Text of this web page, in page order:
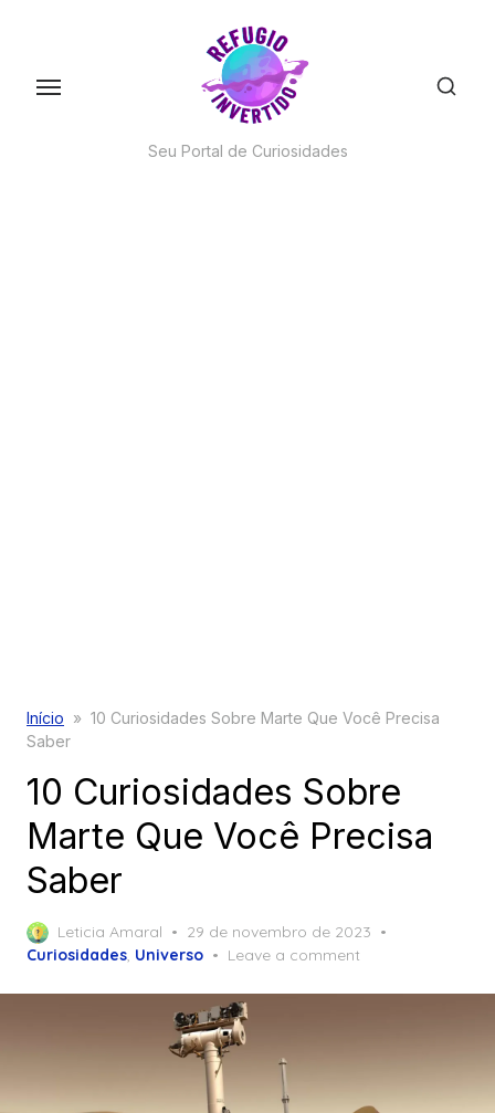
Seu Portal de Curiosidades
Início » 10 Curiosidades Sobre Marte Que Você Precisa
Saber
10 Curiosidades Sobre
Marte Que Você Precisa
Saber
Leticia Amaral
Posted
on
29 de novembro de 2023
Curiosidades, Universo Leave a comment